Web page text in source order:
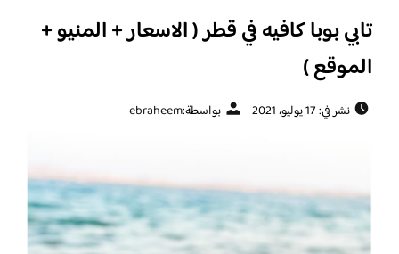
تابي بوبا كافيه في قطر ( الاسعار + المنيو +
الموقع )
نشر في: 17 يوليو، 2021 بواسطة:ebraheem